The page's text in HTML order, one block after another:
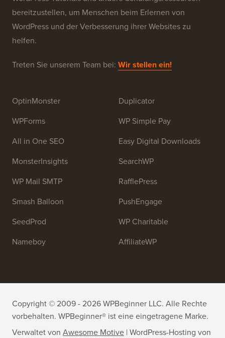
WPBeginner ist eine kostenlose WordPress-
Ressourcen-Website für Anfänger. WPBeginner wurde
Hauptziel dieser Website ist es, qualitativ hochwertige
WordPress und der Verbesserung ihrer Websites zu
helfen.
Treten Sie unserem Team bei: Wir stellen ein!
OptinMonster
WPForms
All in One SEO
WP Mail SMTP
Smash Balloon
SeedProd
Duplicator
WP Simple Pay
Easy Digital Downloads
RafflePress
PushEngage
WP Charitable